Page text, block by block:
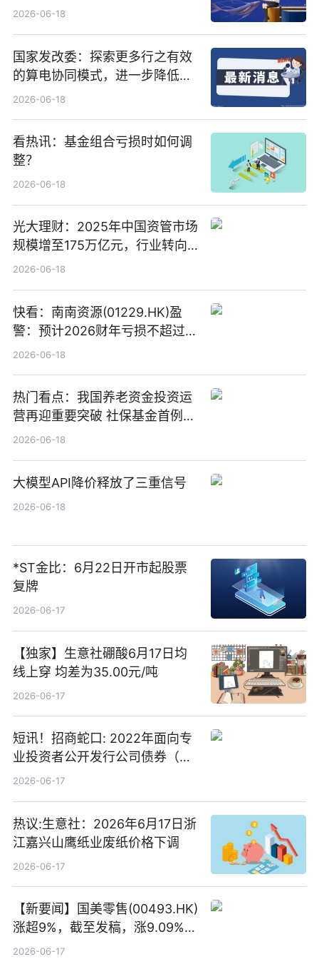
置、纯水冷却单元和特种换热器
2026-06-18
国家发改委：探索更多行之有效
的算电协同模式，进一步降低网
络传输时延_最资讯
2026-06-18
看热讯：基金组合亏损时如何调
整？
2026-06-18
光大理财：2025年中国资管市场
规模增至175万亿元，行业转向
“量质并重”
2026-06-18
快看：南南资源(01229.HK)盈
警：预计2026财年亏损不超过
1000万港元
2026-06-18
热门看点：我国养老资金投资运
营再迎重要突破 社保基金首例期
货账户完成开立
2026-06-18
大模型API降价释放了三重信号
2026-06-18
*ST金比：6月22日开市起股票
复牌
2026-06-17
【独家】生意社硼酸6月17日均
线上穿 均差为35.00元/吨
2026-06-17
短讯！招商蛇口: 2022年面向专
业投资者公开发行公司债券（第
二期）（品种二）2026年付息公
2026-06-17
热议:生意社：2026年6月17日浙
江嘉兴山鹰纸业废纸价格下调
2026-06-17
【新要闻】国美零售(00493.HK)
涨超9%，截至发稿，涨9.09%，
报0.012港元，成交额37.26万港
2026-06-17